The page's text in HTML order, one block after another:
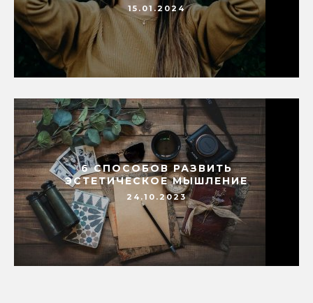
15.01.2024
6 СПОСОБОВ РАЗВИТЬ
ЭСТЕТИЧЕСКОЕ МЫШЛЕНИЕ
24.10.2023